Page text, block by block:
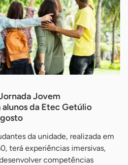
Jovem
da Etec Getúlio
da unidade, realizada em
terá experiências imersivas,
competências